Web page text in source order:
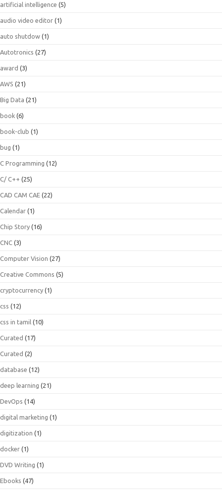
artificial intelligence (5)
audio video editor (1)
auto shutdow (1)
Autotronics (27)
award (3)
AWS (21)
Big Data (21)
book (6)
book-club (1)
bug (1)
C Programming (12)
C/ C++ (25)
CAD CAM CAE (22)
Calendar (1)
Chip Story (16)
CNC (3)
Computer Vision (27)
Creative Commons (5)
cryptocurrency (1)
css (12)
css in tamil (10)
Curated (17)
Curated (2)
database (12)
deep learning (21)
DevOps (14)
digital marketing (1)
digitization (1)
docker (1)
DVD Writing (1)
Ebooks (47)